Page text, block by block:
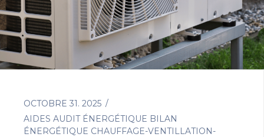
OCTOBRE 31. 2025
AIDES AUDIT ÉNERGÉTIQUE BILAN
ÉNERGÉTIQUE CHAUFFAGE-VENTILLATION-